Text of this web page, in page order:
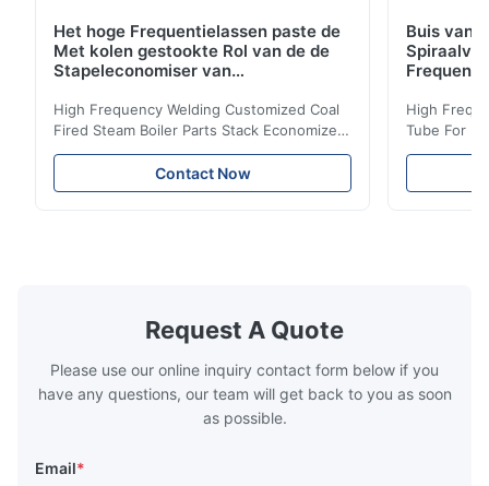
Het hoge Frequentielassen paste de
Met kolen gestookte Rol van de de
Stapeleconomiser van
High Frequency Welding Customized Coal
Fired Steam Boiler Parts Stack Economizer
Coil Boiler economizer Boiler Economizer is
the energy improving device that helps to
reduce the cost of operation by saving the
boilers is generally in the temperature
range of 200°C – 250°C, so there
Contact Now
Buis van
High
Tube For
reduce the
Request A Quote
Please use our online inquiry contact form below if you
have any questions, our team will get back to you as soon
as possible.
Email*